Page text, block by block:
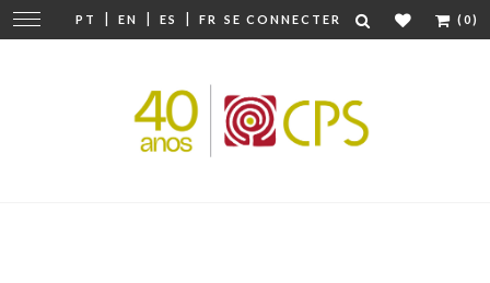
PT | EN | ES | FR SE CONNECTER (0)
Modifier
la